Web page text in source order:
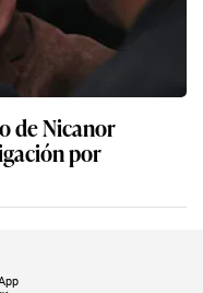
de Nicanor
por